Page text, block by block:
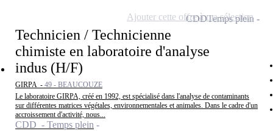
Technicien / Technicienne
chimiste en laboratoire d'analyse
indus (H/F)
GIRPA - 49 - BEAUCOUZE
Le laboratoire GIRPA, créé en 1992, est spécialisé dans l'analyse de contaminants
sur différentes matrices végétales, environnementales et animales. Dans le cadre d'un
accroissement d'activité, nous...
CDD - Temps plein
CDDTemps plein
Ajouter cette offre à ma sélection